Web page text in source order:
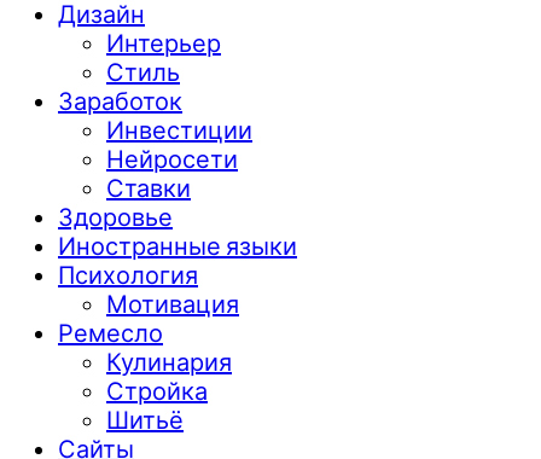
Дизайн
Интерьер
Стиль
Заработок
Инвестиции
Нейросети
Ставки
Здоровье
Иностранные языки
Психология
Мотивация
Ремесло
Кулинария
Стройка
Шитьё
Сайты